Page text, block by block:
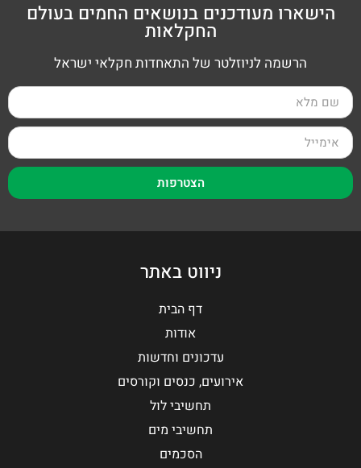
הישארו מעודכנים בנושאים החמים בעולם
החקלאות
הרשמה לניוזלטר של התאחדות חקלאי ישראל
הצטרפות
ניווט באתר
דף הבית
אודות
עדכונים וחדשות
אירועים, כנסים וקורסים
תחשיבי לול
תחשיבי מים
הסכמים